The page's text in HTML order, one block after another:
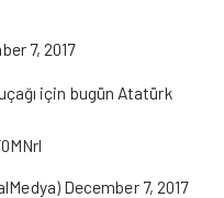
7, 2017
için bugün Atatürk
December 7, 2017